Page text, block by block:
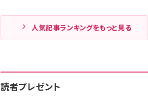
人気記事ランキングをもっと見る
読者プレゼント